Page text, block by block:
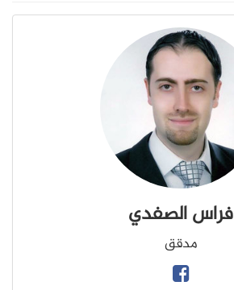
فراس الصفدي
مدقق